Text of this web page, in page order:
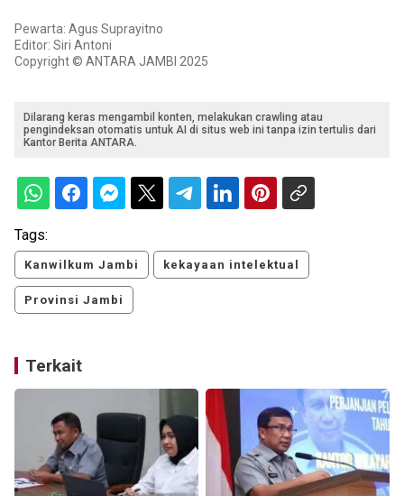
Pewarta: Agus Suprayitno
Editor: Siri Antoni
Copyright © ANTARA JAMBI 2025
Dilarang keras mengambil konten, melakukan crawling atau
pengindeksan otomatis untuk AI di situs web ini tanpa izin tertulis dari
Kantor Berita ANTARA.
Tags:
Kanwilkum Jambi kekayaan intelektual
Provinsi Jambi
Terkait